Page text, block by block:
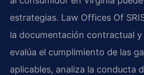
estrategias. Law Offices Of
la documentación contractual
evalúa el cumplimiento de las
aplicables, analiza la conducta